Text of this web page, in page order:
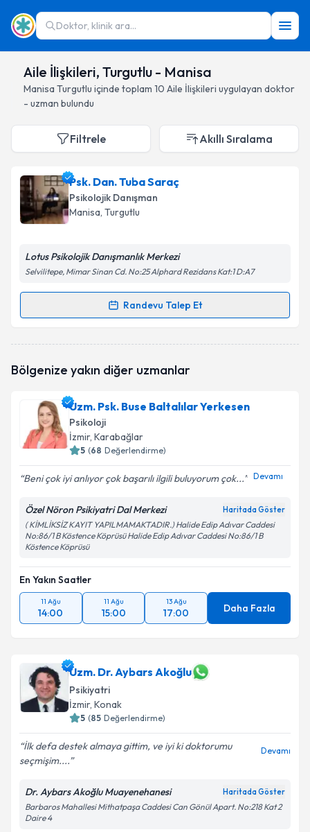
Doktor, klinik ara...
Aile İlişkileri, Turgutlu - Manisa
Manisa Turgutlu içinde toplam 10 Aile İlişkileri uygulayan doktor
- uzman bulundu
Filtrele Akıllı Sıralama
Psk. Dan. Tuba Saraç
Psikolojik Danışman
Manisa, Turgutlu
Lotus Psikolojik Danışmanlık Merkezi
Selvilitepe, Mimar Sinan Cd. No:25 Alphard Rezidans Kat:1 D:A7
Randevu Talep Et
Randevu Takvimi Talebi
oluşturun. Size bu uzmandan randevu almanız için bir
E-posta Adresiniz
Kişisel verilerimin işlenmesine ilişkinAydınlatma
kapsamda işlenmesini kabul ediyorum.
Bölgenize yakın diğer uzmanlar
Uzm. Psk. Buse Baltalılar Yerkesen
Psikoloji
İzmir, Karabağlar
5 (68 Değerlendirme)
Beni çok iyi anlıyor çok başarılı ilgili buluyorum çok... Devamı
Özel Nöron Psikiyatri Dal Merkezi Haritada Göster
( KİMLİKSİZ KAYIT YAPILMAMAKTADIR.) Halide Edip Adıvar Caddesi
No:86/1 B Köstence Köprüsü Halide Edip Adıvar Caddesi No:86/1 B
Köstence Köprüsü
En Yakın Saatler
11 Ağu
14:00
11 Ağu
15:00
13 Ağu
17:00 Daha Fazla
Uzm. Dr. Aybars Akoğlu
Psikiyatri
İzmir, Konak
5 (85 Değerlendirme)
İlk defa destek almaya gittim, ve iyi ki doktorumu
seçmişim....
Devamı
Dr. Aybars Akoğlu Muayenehanesi Haritada Göster
Barbaros Mahallesi Mithatpaşa Caddesi Can Gönül Apart. No:218 Kat 2
Daire 4